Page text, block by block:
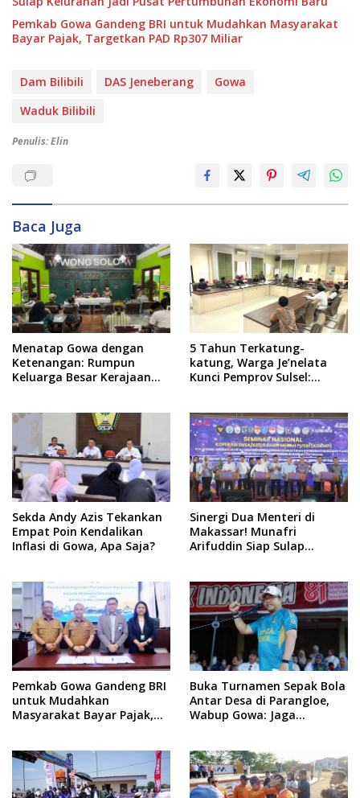
Pemkab Gowa Gandeng BRI untuk Mudahkan Masyarakat
Bayar Pajak, Targetkan PAD Rp307 Miliar
Dam Bilibili DAS Jeneberang
Gowa
Waduk Bilibili
Penulis: Elin
Baca Juga
Menatap Gowa dengan
Ketenangan: Rumpun
Keluarga Besar Kerajaan
Jalur Musyawarah,
Ingatkan Soal Adat dan
Adab
5 Tahun Terkatung-
katung, Warga Je’nelata
Kunci Pemprov Sulsel:
Sekda Andy Azis Tekankan
Empat Poin Kendalikan
Inflasi di Gowa, Apa Saja?
Sinergi Dua Menteri di
Makassar! Munafri
Arifuddin Siap Sulap
Baru
Pemkab Gowa Gandeng BRI
untuk Mudahkan
Masyarakat Bayar Pajak,
Buka Turnamen Sepak Bola
Antar Desa di Parangloe,
Wabup Gowa: Jaga